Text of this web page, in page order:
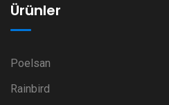
Ürünler
Poelsan
Rainbird